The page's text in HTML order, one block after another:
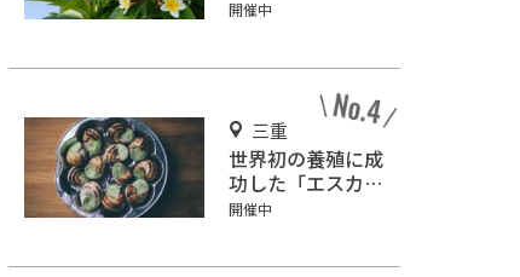
ズラが咲く『下賀
開催中
三重
世界初の養殖に成
功した「エスカル
ゴ牧場」で食べ
開催中